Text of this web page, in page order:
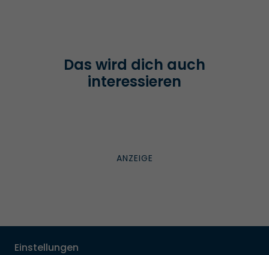
Das wird dich auch
interessieren
Einstellungen